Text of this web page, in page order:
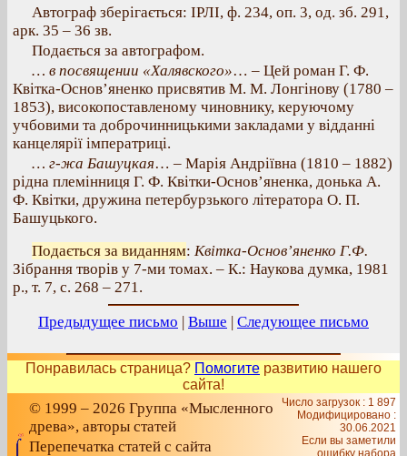
Автограф зберігається: ІРЛІ, ф. 234, оп. 3, од. зб. 291,
арк. 35 – 36 зв.
Подається за автографом.
… в посвящении «Халявского»… – Цей роман Г. Ф.
Квітка-Основ’яненко присвятив М. М. Лонгінову (1780 –
1853), високопоставленому чиновнику, керуючому
учбовими та доброчинницькими закладами у відданні
канцелярії імператриці.
… г-жа Башуцкая… – Марія Андріївна (1810 – 1882)
рідна племінниця Г. Ф. Квітки-Основ’яненка, донька А.
Ф. Квітки, дружина петербурзького літератора О. П.
Башуцького.
Подається за виданням: Квітка-Основ’яненко Г.Ф.
Зібрання творів у 7-ми томах. – К.: Наукова думка, 1981
р., т. 7, с. 268 – 271.
Предыдущее письмо | Выше | Следующее письмо
Понравилась страница? Помогите развитию нашего
сайта!
© 1999 – 2026 Группа «Мысленного
древа», авторы статей
Перепечатка статей с сайта
Число загрузок : 1 897
Модифицировано :
30.06.2021
Если вы заметили
ошибку набора